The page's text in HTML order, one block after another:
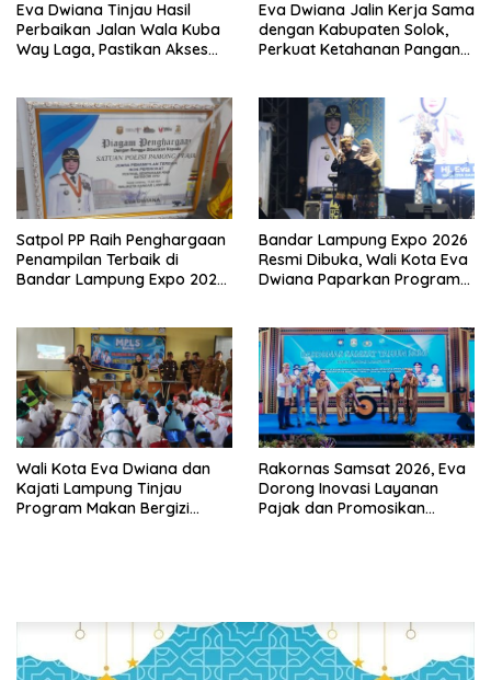
Eva Dwiana Tinjau Hasil
Perbaikan Jalan Wala Kuba
Way Laga, Pastikan Akses
Eva Dwiana Jalin Kerja Sama
dengan Kabupaten Solok,
Perkuat Ketahanan Pangan
Satpol PP Raih Penghargaan
Penampilan Terbaik di
Bandar Lampung Expo 2026,
Masyarakat
Bandar Lampung Expo 2026
Resmi Dibuka, Wali Kota Eva
Dwiana Paparkan Program
Lampung
Wali Kota Eva Dwiana dan
Kajati Lampung Tinjau
Program Makan Bergizi
Rakornas Samsat 2026, Eva
Dorong Inovasi Layanan
Pajak dan Promosikan